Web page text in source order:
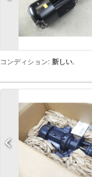
コンディション: 新しい,